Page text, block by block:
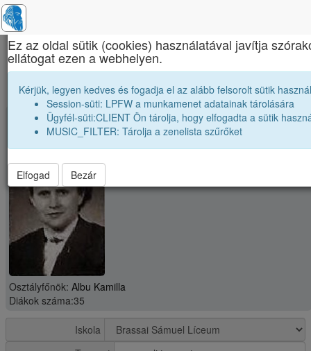
Brassai Sámuel Líceum
1974 12A osztály módosítása
Osztály: 1974 12A
Osztályfőnök: Albu Kamilla
Diákok száma:35
Iskola
×
Ez az oldal sütik (cookies) használatával javítja
ellátogat ezen a webhelyen.
Kérjük, legyen kedves és fogadja el az alább felsorolt sütik
Session-süti: LPFW a munkamenet adatainak tárolására
Ügyfél-süti:CLIENT Ön tárolja, hogy elfogadta a sütik
MUSIC_FILTER: Tárolja a zenelista szűrőket
Elfogad Bezár